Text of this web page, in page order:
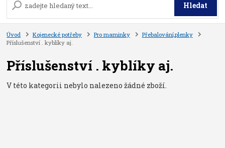
Hledat
Úvod Kojenecké potřeby Pro maminky
Přebalování,plenky
Příslušenství . kyblíky aj.
Příslušenství . kyblíky aj.
V této kategorii nebylo nalezeno žádné zboží.